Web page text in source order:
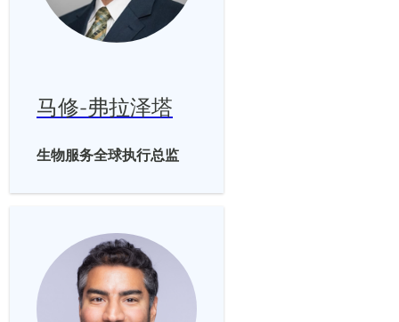
马修-弗拉泽塔
生物服务全球执行总监